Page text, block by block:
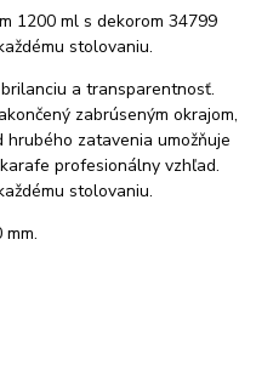
1200 ml s dekorom 34799
stolovaniu.
a transparentnosť.
zabrúseným okrajom,
zatavenia umožňuje
profesionálny vzhľad.
stolovaniu.